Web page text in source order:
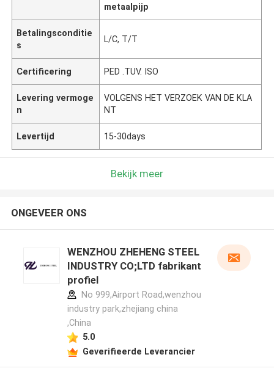
metaalpijp
Betalingsconditie
s
L/C, T/T
Certificering PED .TUV. ISO
Levering vermoge
n
VOLGENS HET VERZOEK VAN DE KLA
NT
Levertijd 15-30days
Bekijk meer
ONGEVEER ONS
WENZHOU ZHEHENG STEEL
INDUSTRY CO;LTD fabrikant
profiel
No 999,Airport Road,wenzhou
industry park,zhejiang china
,China
5.0
Geverifieerde Leverancier